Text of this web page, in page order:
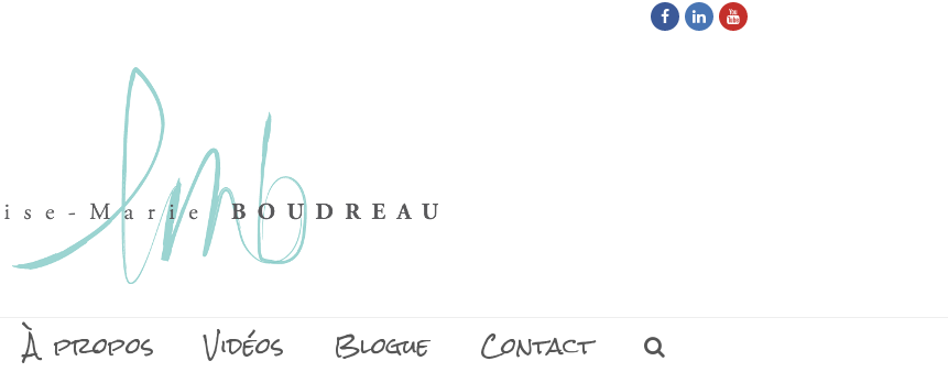
Facebook
LinkedInYoutube
À propos Vidéos Blogue Contact